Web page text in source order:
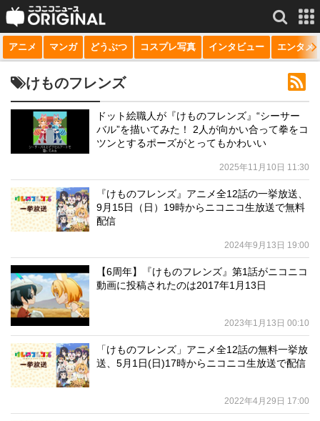
サービス一覧 もっと見る
動画
生放送
チャンネル
マンガ
アニメ マンガ どうぶつ コスプレ写真 インタビュー エンタメ
けものフレンズ
ドット絵職人が『けものフレンズ』“シーサー
バル”を描いてみた！ 2人が向かい合って拳をコ
ツンとするポーズがとってもかわいい
2025年11月10日 11:30
『けものフレンズ』アニメ全12話の一挙放送、
9月15日（日）19時からニコニコ生放送で無料
配信
2024年9月13日 19:00
【6周年】『けものフレンズ』第1話がニコニコ
動画に投稿されたのは2017年1月13日
2023年1月13日 00:10
「けものフレンズ」アニメ全12話の無料一挙放
送、5月1日(日)17時からニコニコ生放送で配信
2022年4月29日 17:00